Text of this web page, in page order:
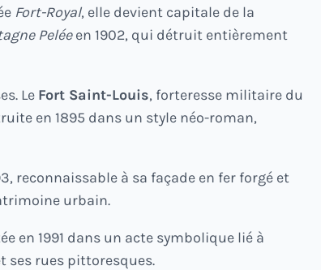
Fort-Royal, elle devient capitale de la
Peléeen 1902, qui détruit entièrement
Le Fort Saint-Louis, forteresse militaire du
en 1895 dans un style néo-roman,
reconnaissable à sa façade en fer forgé et
urbain.
en 1991 dans un acte symbolique lié à
ses rues pittoresques.